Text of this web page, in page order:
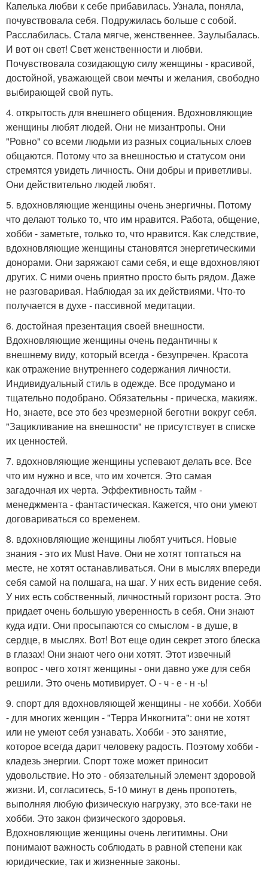
Капелька любви к себе прибавилась. Узнала, поняла,
почувствовала себя. Подружилась больше с собой.
Расслабилась. Стала мягче, женственнее. Заулыбалась.
И вот он свет! Свет женственности и любви.
Почувствовала созидающую силу женщины - красивой,
достойной, уважающей свои мечты и желания, свободно
выбирающей свой путь.
4. открытость для внешнего общения. Вдохновляющие
женщины любят людей. Они не мизантропы. Они
"Ровно" со всеми людьми из разных социальных слоев
общаются. Потому что за внешностью и статусом они
стремятся увидеть личность. Они добры и приветливы.
Они действительно людей любят.
5. вдохновляющие женщины очень энергичны. Потому
что делают только то, что им нравится. Работа, общение,
хобби - заметьте, только то, что нравится. Как следствие,
вдохновляющие женщины становятся энергетическими
донорами. Они заряжают сами себя, и еще вдохновляют
других. С ними очень приятно просто быть рядом. Даже
не разговаривая. Наблюдая за их действиями. Что-то
получается в духе - пассивной медитации.
6. достойная презентация своей внешности.
Вдохновляющие женщины очень педантичны к
внешнему виду, который всегда - безупречен. Красота
как отражение внутреннего содержания личности.
Индивидуальный стиль в одежде. Все продумано и
тщательно подобрано. Обязательны - прическа, макияж.
Но, знаете, все это без чрезмерной беготни вокруг себя.
"Зацикливание на внешности" не присутствует в списке
их ценностей.
7. вдохновляющие женщины успевают делать все. Все
что им нужно и все, что им хочется. Это самая
загадочная их черта. Эффективность тайм -
менеджмента - фантастическая. Кажется, что они умеют
договариваться со временем.
8. вдохновляющие женщины любят учиться. Новые
знания - это их Must Have. Они не хотят топтаться на
месте, не хотят останавливаться. Они в мыслях впереди
себя самой на полшага, на шаг. У них есть видение себя.
У них есть собственный, личностный горизонт роста. Это
придает очень большую уверенность в себя. Они знают
куда идти. Они просыпаются со смыслом - в душе, в
сердце, в мыслях. Вот! Вот еще один секрет этого блеска
в глазах! Они знают чего они хотят. Этот извечный
вопрос - чего хотят женщины - они давно уже для себя
решили. Это очень мотивирует. О - ч - е - н -ь!
9. спорт для вдохновляющей женщины - не хобби. Хобби
- для многих женщин - "Терра Инкогнита": они не хотят
или не умеют себя узнавать. Хобби - это занятие,
которое всегда дарит человеку радость. Поэтому хобби -
кладезь энергии. Спорт тоже может приносит
удовольствие. Но это - обязательный элемент здоровой
жизни. И, согласитесь, 5-10 минут в день пропотеть,
выполняя любую физическую нагрузку, это все-таки не
хобби. Это закон физического здоровья.
Вдохновляющие женщины очень легитимны. Они
понимают важность соблюдать в равной степени как
юридические, так и жизненные законы.